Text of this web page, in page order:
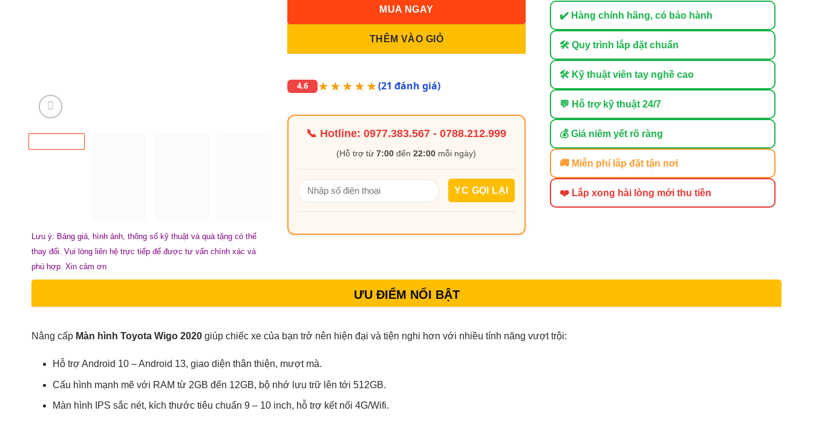
Lưu ý: Bảng giá, hình ảnh, thông số kỹ thuật và quà tặng có thể
thay đổi. Vui lòng liên hệ trực tiếp để được tư vấn chính xác và
phù hợp. Xin cảm ơn
THÊM VÀO GIỎ
MUA NGAY
4.6 ★★★★★(21 đánh giá)
📞 Hotline:0977.383.567 -0788.212.999
(Hỗ trợ từ7:00 đến22:00 mỗi ngày)
✔️ Hàng chính hãng, có bảo hành
🛠 Quy trình lắp đặt chuẩn
🛠 Kỹ thuật viên tay nghề cao
💬 Hỗ trợ kỹ thuật 24/7
💰 Giá niêm yết rõ ràng
🚚 Miễn phí lắp đặt tận nơi
❤️ Lắp xong hài lòng mới thu tiền
ƯU ĐIỂM NỔI BẬT
Nâng cấp Màn hình Toyota Wigo 2020 giúp chiếc xe của bạn trở nên hiện đại và tiện nghi hơn với nhiều tính năng vượt trội:
Hỗ trợ Android 10 – Android 13, giao diện thân thiện, mượt mà.
Cấu hình mạnh mẽ với RAM từ 2GB đến 12GB, bộ nhớ lưu trữ lên tới 512GB.
Màn hình IPS sắc nét, kích thước tiêu chuẩn 9 – 10 inch, hỗ trợ kết nối 4G/Wifi.